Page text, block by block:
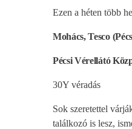
Ezen a héten több
Mohács, Tesco
Pécsi Vérellátó
30Y véradás
Sok szeretettel
találkozó is lesz,